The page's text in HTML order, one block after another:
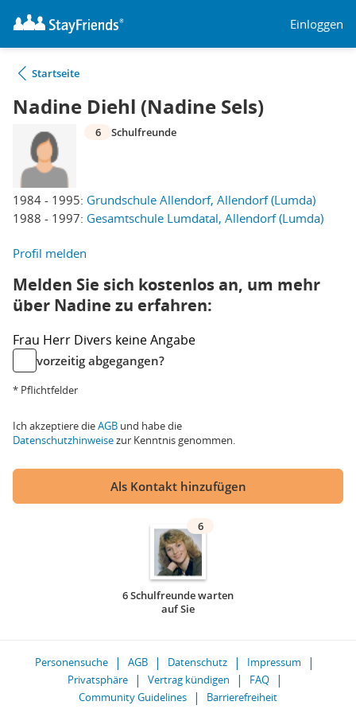
Einloggen
Startseite
Nadine Diehl (Nadine Sels)
1984 - 1995: Grundschule Allendorf, Allendorf (Lumda)
1988 - 1997: Gesamtschule Lumdatal, Allendorf (Lumda)
6 Schulfreunde
Profil melden
Melden Sie sich kostenlos an, um mehr
über Nadine zu erfahren:
Frau Herr Divers keine Angabe
vorzeitig abgegangen?
* Pflichtfelder
Ich akzeptiere dieAGB und habe die
Datenschutzhinweisezur Kenntnis genommen.
Als Kontakt hinzufügen
6
6 Schulfreunde warten
auf Sie
Personensuche AGB Datenschutz
Impressum
Privatsphäre
Vertrag kündigen
FAQ
Community Guidelines
Barrierefreiheit